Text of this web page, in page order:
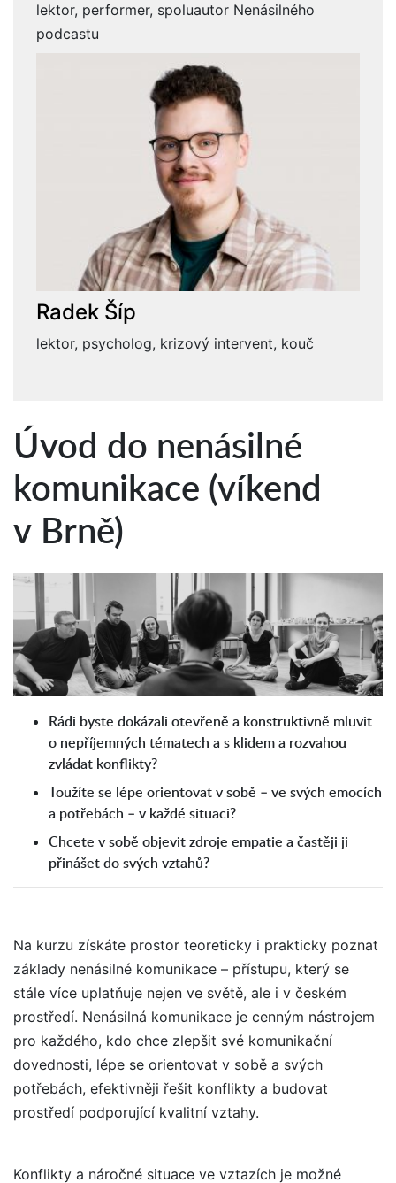
lektor, performer, spoluautor Nenásilného
podcastu
Radek Šíp
lektor, psycholog, krizový intervent, kouč
Úvod do nenásilné
komunikace (víkend
v Brně)
Rádi byste dokázali otevřeně a konstruktivně mluvit
o nepříjemných tématech a s klidem a rozvahou
zvládat konflikty?
Toužíte se lépe orientovat v sobě – ve svých emocích
a potřebách – v každé situaci?
Chcete v sobě objevit zdroje empatie a častěji ji
přinášet do svých vztahů?
Na kurzu získáte prostor teoreticky i prakticky poznat
základy nenásilné komunikace – přístupu, který se
stále více uplatňuje nejen ve světě, ale i v českém
prostředí. Nenásilná komunikace je cenným nástrojem
pro každého, kdo chce zlepšit své komunikační
dovednosti, lépe se orientovat v sobě a svých
potřebách, efektivněji řešit konflikty a budovat
prostředí podporující kvalitní vztahy.
Konflikty a náročné situace ve vztazích je možné